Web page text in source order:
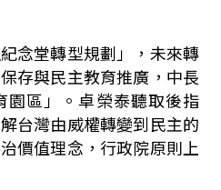
念堂轉型規劃」，未來轉
存與民主教育推廣，中長
園區」。卓榮泰聽取後指
台灣由威權轉變到民主的
價值理念，行政院原則上